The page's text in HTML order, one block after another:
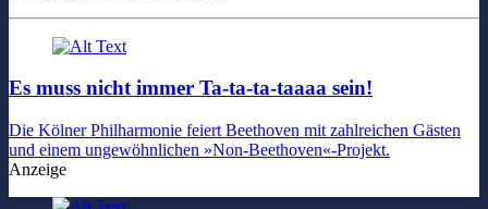
Es muss nicht immer Ta-ta-ta-taaaa sein!
Die Kölner Philharmonie feiert Beethoven mit zahlreichen Gästen
und einem ungewöhnlichen »Non-Beethoven«-Projekt.
Anzeige